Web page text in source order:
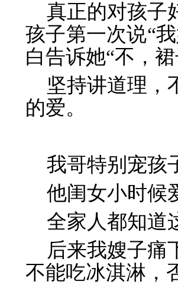
真正的对孩子
孩子第一次说“
白告诉她“不，
坚持讲道理，
的爱。
我哥特别宠孩
他闺女小时候
全家人都知道
后来我嫂子痛
不能吃冰淇淋，